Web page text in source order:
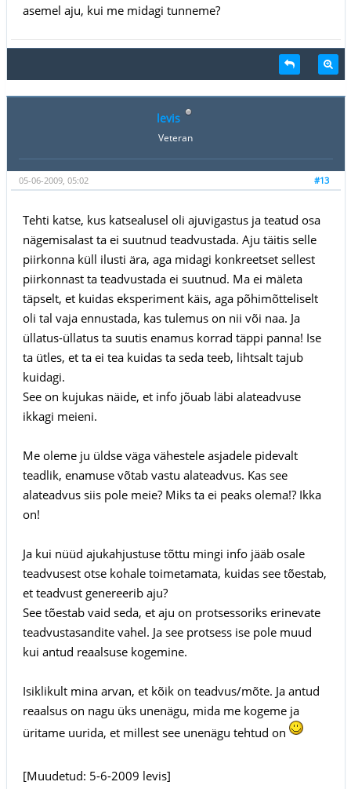
asemel aju, kui me midagi tunneme?
levis
Veteran
#13
05-06-2009, 05:02
Tehti katse, kus katsealusel oli ajuvigastus ja teatud osa
nägemisalast ta ei suutnud teadvustada. Aju täitis selle
piirkonna küll ilusti ära, aga midagi konkreetset sellest
piirkonnast ta teadvustada ei suutnud. Ma ei mäleta
täpselt, et kuidas eksperiment käis, aga põhimõtteliselt
oli tal vaja ennustada, kas tulemus on nii või naa. Ja
üllatus-üllatus ta suutis enamus korrad täppi panna! Ise
ta ütles, et ta ei tea kuidas ta seda teeb, lihtsalt tajub
kuidagi.
See on kujukas näide, et info jõuab läbi alateadvuse
ikkagi meieni.
Me oleme ju üldse väga vähestele asjadele pidevalt
teadlik, enamuse võtab vastu alateadvus. Kas see
alateadvus siis pole meie? Miks ta ei peaks olema!? Ikka
on!
Ja kui nüüd ajukahjustuse tõttu mingi info jääb osale
teadvusest otse kohale toimetamata, kuidas see tõestab,
et teadvust genereerib aju?
See tõestab vaid seda, et aju on protsessoriks erinevate
teadvustasandite vahel. Ja see protsess ise pole muud
kui antud reaalsuse kogemine.
Isiklikult mina arvan, et kõik on teadvus/mõte. Ja antud
reaalsus on nagu üks unenägu, mida me kogeme ja
üritame uurida, et millest see unenägu tehtud on
[Muudetud: 5-6-2009 levis]